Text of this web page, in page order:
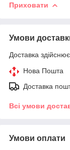
Приховати
Умови
Доставка
Нова Пошта
Доставка
Всі умови
Умови оплати